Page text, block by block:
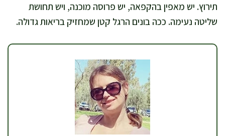
תירוץ. יש מאפין בהקפאה, יש פרוסה מוכנה, ויש תחושת
שליטה נעימה. ככה בונים הרגל קטן שמחזיק בריאות גדולה.